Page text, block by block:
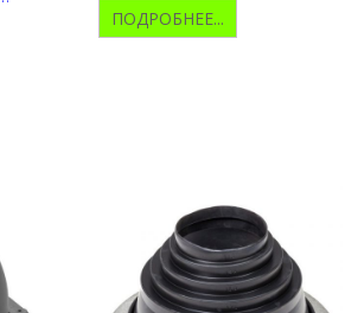
ПОДРОБНЕЕ...